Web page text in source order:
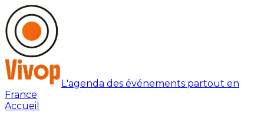
L'agenda des événements partout en
France
Accueil